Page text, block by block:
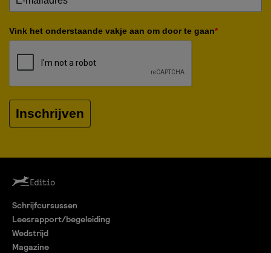
Vink het onderstaande vakje aan om door te gaan*
Inschrijven
Schrijfcursussen
Leesrapport/begeleiding
Wedstrijd
Magazine